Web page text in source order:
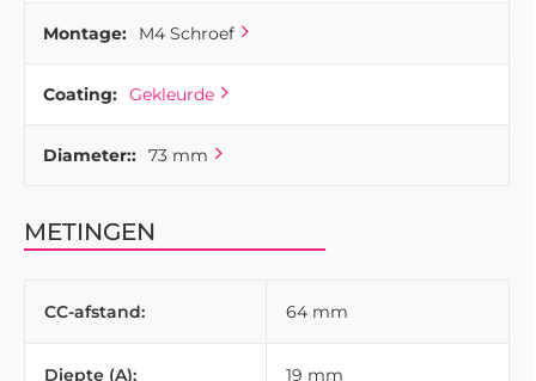
Montage: M4 Schroef
Coating: Gekleurde
Diameter:: 73 mm
METINGEN
CC-afstand: 64 mm
Diepte (A): 19 mm